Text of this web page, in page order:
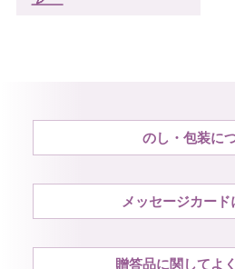
のし・包装に
メッセージカード
贈答品に関してよ